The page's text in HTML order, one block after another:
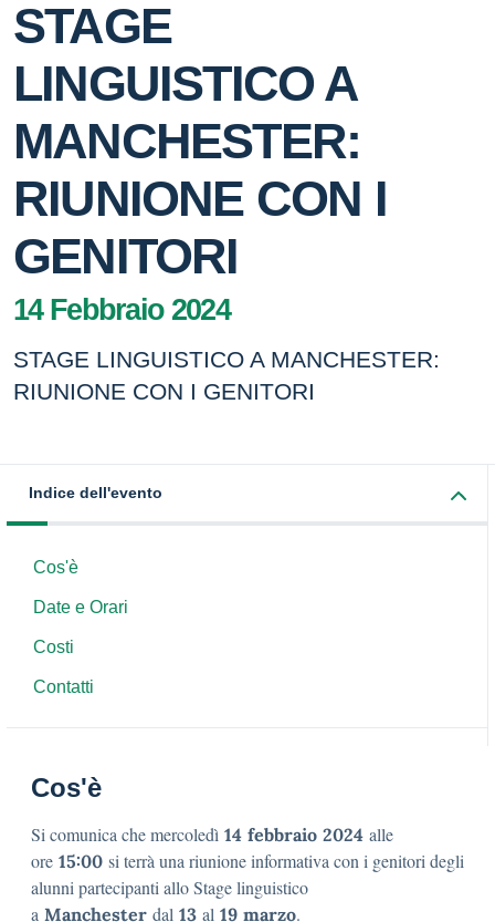
STAGE
LINGUISTICO A
MANCHESTER:
RIUNIONE CON I
GENITORI
14 Febbraio 2024
STAGE LINGUISTICO A MANCHESTER:
RIUNIONE CON I GENITORI
Indice dell'evento
Cos'è
Date e Orari
Costi
Contatti
Cos'è
Si comunica che mercoledì 14 febbraio 2024 alle
ore 15:00 si terrà una riunione informativa con i genitori degli
alunni partecipanti allo Stage linguistico
a Manchester dal 13 al 19 marzo.